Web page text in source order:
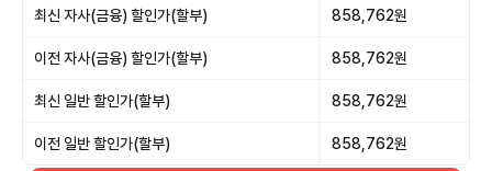
최신 자사(금융) 할인가(할부) 858,762원
이전 자사(금융) 할인가(할부) 858,762원
최신 일반 할인가(할부) 858,762원
이전 일반 할인가(할부) 858,762원